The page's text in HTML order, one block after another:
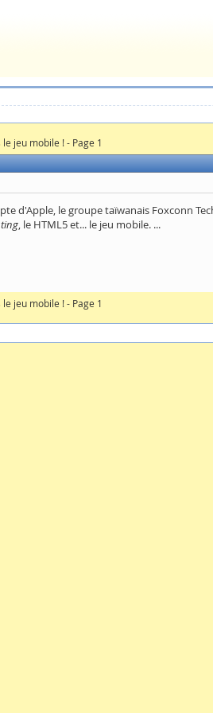
jeu mobile ! - Page 1
d'Apple, le groupe taïwanais Foxconn
, le HTML5 et... le jeu mobile. ...
jeu mobile ! - Page 1